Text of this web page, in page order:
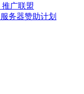
推广联盟
服务器赞助计划